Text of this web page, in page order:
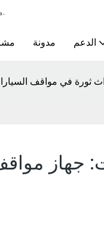
مزود حلول مواقف سيارات احترافية لمختلف الصناعات ومتطلبات مواقف السيارات الأوتوماتيكية الذكية.
مدونة الدعم
ثورة في مواقف
جهاز